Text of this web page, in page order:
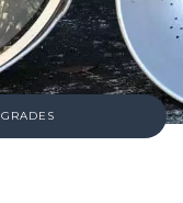
GRADES